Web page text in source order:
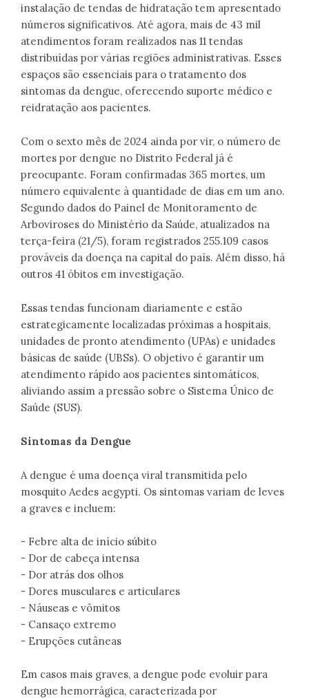
instalação de tendas de hidratação tem apresentado
números significativos. Até agora, mais de 43 mil
atendimentos foram realizados nas 11 tendas
distribuídas por várias regiões administrativas. Esses
espaços são essenciais para o tratamento dos
sintomas da dengue, oferecendo suporte médico e
reidratação aos pacientes.
Com o sexto mês de 2024 ainda por vir, o número de
mortes por dengue no Distrito Federal já é
preocupante. Foram confirmadas 365 mortes, um
número equivalente à quantidade de dias em um ano.
Segundo dados do Painel de Monitoramento de
Arboviroses do Ministério da Saúde, atualizados na
terça-feira (21/5), foram registrados 255.109 casos
prováveis da doença na capital do país. Além disso, há
outros 41 óbitos em investigação.
Essas tendas funcionam diariamente e estão
estrategicamente localizadas próximas a hospitais,
unidades de pronto atendimento (UPAs) e unidades
básicas de saúde (UBSs). O objetivo é garantir um
atendimento rápido aos pacientes sintomáticos,
aliviando assim a pressão sobre o Sistema Único de
Saúde (SUS).
Sintomas da Dengue
A dengue é uma doença viral transmitida pelo
mosquito Aedes aegypti. Os sintomas variam de leves
a graves e incluem:
- Febre alta de início súbito
- Dor de cabeça intensa
- Dor atrás dos olhos
- Dores musculares e articulares
- Náuseas e vômitos
- Cansaço extremo
- Erupções cutâneas
Em casos mais graves, a dengue pode evoluir para
dengue hemorrágica, caracterizada por